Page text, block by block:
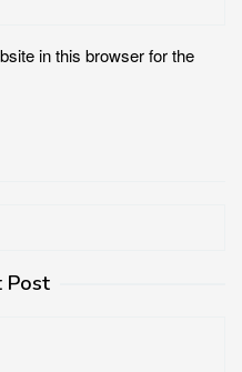
in this browser for the
Post